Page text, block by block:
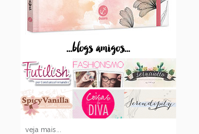
...blogs amigos...
veja mais...